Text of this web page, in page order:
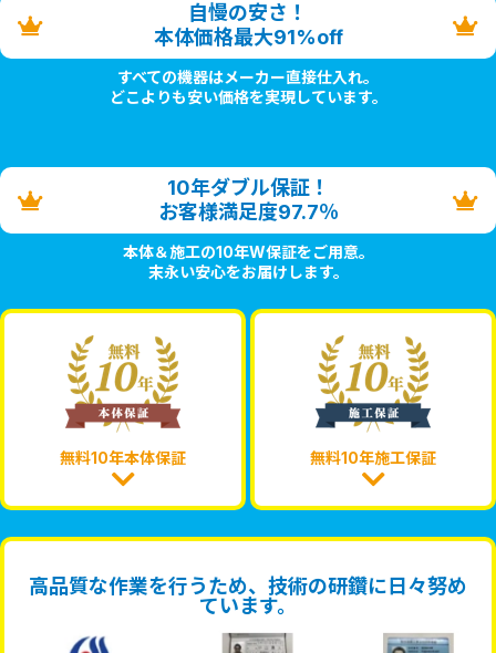
自慢の安さ！
本体価格最大91%off
すべての機器はメーカー直接仕入れ。
どこよりも安い価格を実現しています。
10年ダブル保証！
お客様満足度97.7％
本体＆施工の10年W保証をご用意。
末永い安心をお届けします。
無料10年本体保証 無料10年施工保証
高品質な作業を行うため、技術の研鑽に日々努め
ています。